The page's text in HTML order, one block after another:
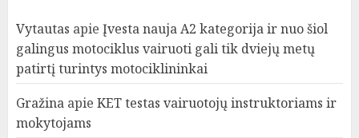
Vytautas apie Įvesta nauja A2 kategorija ir nuo šiol
galingus motociklus vairuoti gali tik dviejų metų
patirtį turintys motociklininkai
Gražina apie KET testas vairuotojų instruktoriams ir
mokytojams